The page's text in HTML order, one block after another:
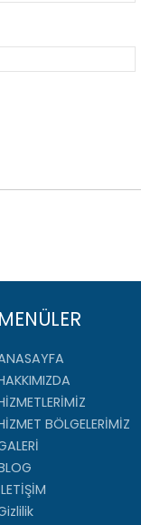
MENÜLER
BÖLGELERİMİZ